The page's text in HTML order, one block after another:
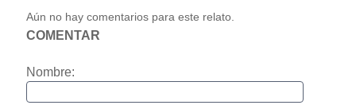
Aún no hay comentarios para este relato.
COMENTAR
Nombre: